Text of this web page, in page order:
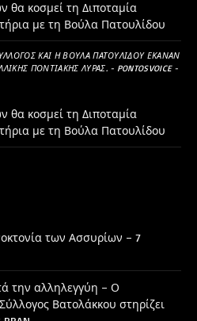
θα κοσμεί τη Διποταμία
με τη Βούλα Πατουλίδου
ΚΑΙ Η ΒΟΎΛΑ ΠΑΤΟΥΛΊΔΟΥ ΈΚΑΝΑΝ
ΠΟΝΤΙΑΚΉΣ ΛΎΡΑΣ. - PONTOSVOICE -
θα κοσμεί τη Διποταμία
με τη Βούλα Πατουλίδου
των Ασσυρίων – 7
την αλληλεγγύη – Ο
Βατολάκκου στηρίζει